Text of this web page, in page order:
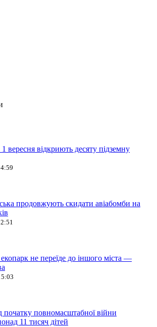
вересня відкриють десяту підземну
продовжують скидати авіабомби на
не переїде до іншого міста —
початку повномасштабної війни
11 тисяч дітей